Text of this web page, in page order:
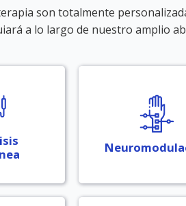
son totalmente
a lo largo de nuestro amplio